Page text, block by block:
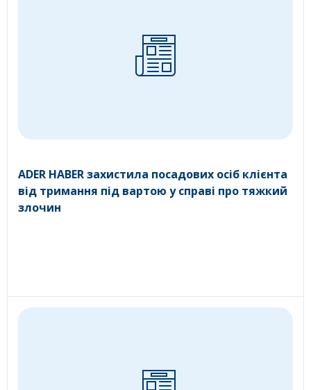
ADER HABER захистила посадових осіб клієнта
від тримання під вартою у справі про тяжкий
злочин